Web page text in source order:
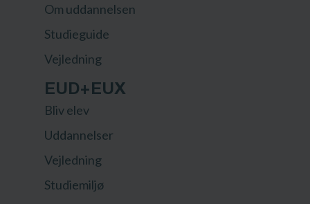
Om uddannelsen
Studieguide
Vejledning
EUD+EUX
Bliv elev
Uddannelser
Vejledning
Studiemiljø